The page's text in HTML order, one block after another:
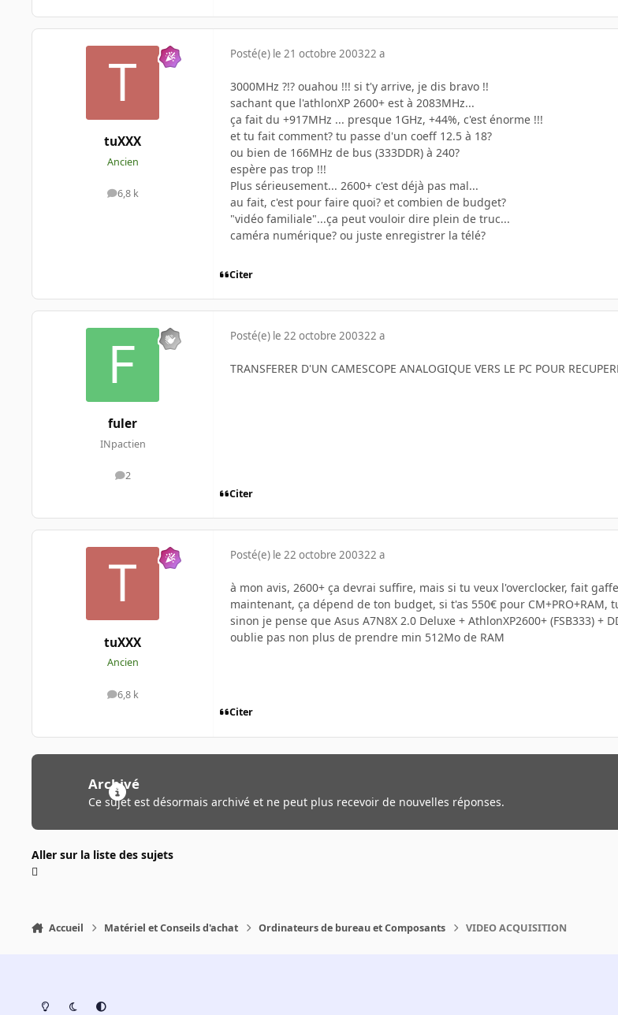
tuXXX
Ancien
6,8 k
messages
Posté(e) le 21 octobre 200322 a
3000MHz ?!? ouahou !!! si t'y arrive, je dis bravo !!
sachant que l'athlonXP 2600+ est à 2083MHz...
ça fait du +917MHz ... presque 1GHz, +44%, c'est énorme !!!
et tu fait comment? tu passe d'un coeff 12.5 à 18?
ou bien de 166MHz de bus (333DDR) à 240?
espère pas trop !!!
Plus sérieusement... 2600+ c'est déjà pas mal...
au fait, c'est pour faire quoi? et combien de budget?
"vidéo familiale"...ça peut vouloir dire plein de truc...
caméra numérique? ou juste enregistrer la télé?
Citer
fuler
INpactien
2
messages
Posté(e) le 22 octobre 200322 a
TRANSFERER D'UN CAMESCOPE ANALOGIQUE VERS LE PC POUR
Citer
tuXXX
Ancien
6,8 k
messages
Posté(e) le 22 octobre 200322 a
à mon avis, 2600+ ça devrai suffire, mais si tu veux l'overclocker, fait
maintenant, ça dépend de ton budget, si t'as 550€ pour CM+PRO+RAM,
sinon je pense que Asus A7N8X 2.0 Deluxe + AthlonXP2600+ (FSB333) +
oublie pas non plus de prendre min 512Mo de RAM
Citer
Archivé
Ce sujet est désormais archivé et ne peut plus recevoir de nouvelles réponses.
Aller sur la liste des sujets
Accueil Matériel et Conseils d'achat Ordinateurs de bureau et Composants VIDEO ACQUISITION
Light ModeDark ModeSystem Preference